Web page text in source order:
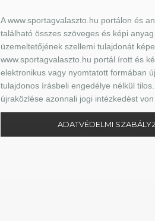
A www.sportagvalaszto.hu portálon és
található összes szöveges és képi
üzemeltetőjének szellemi tulajdonát
www.sportagvalaszto.hu portál írott és
elektronikus vagy nyomtatott formában
tulajdonos írásbeli engedélye nélkül
újraközlése azonnali jogi intézkedést von
ADATVÉDELMI